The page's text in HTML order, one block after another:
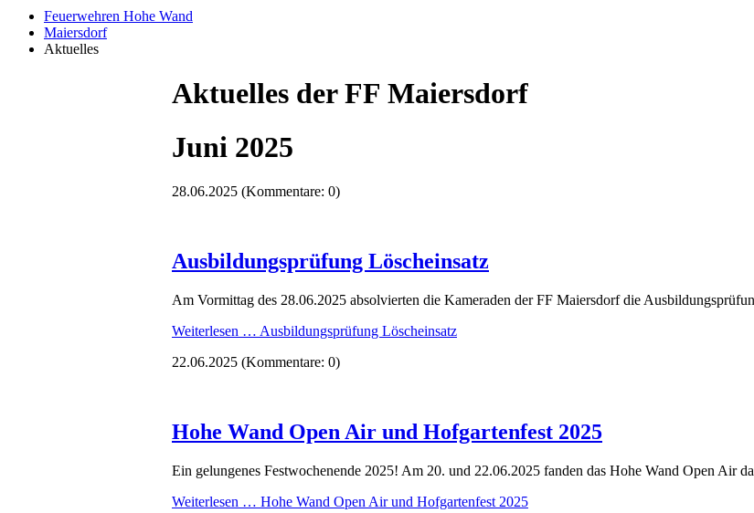
Feuerwehren Hohe Wand
Maiersdorf
Aktuelles
Aktuelles der FF Maiersdorf
Juni 2025
28.06.2025 (Kommentare: 0)
Ausbildungsprüfung Löscheinsatz
Am Vormittag des 28.06.2025 absolvierten die Kameraden der FF Maiersdorf die
Weiterlesen … Ausbildungsprüfung Löscheinsatz
22.06.2025 (Kommentare: 0)
Hohe Wand Open Air und Hofgartenfest 2025
Ein gelungenes Festwochenende 2025! Am 20. und 22.06.2025 fanden das Hohe Wand Open Air
Weiterlesen … Hohe Wand Open Air und Hofgartenfest 2025